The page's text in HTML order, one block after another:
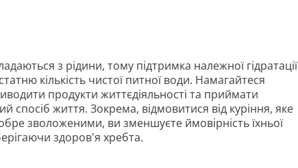
з рідини, тому підтримка належної гідратації
кількість чистої питної води. Намагайтеся
продукти життєдіяльності та приймати
спосіб життя. Зокрема, відмовитися від куріння, яке
зволоженими, ви зменшуєте ймовірність їхньої
здоров'я хребта.